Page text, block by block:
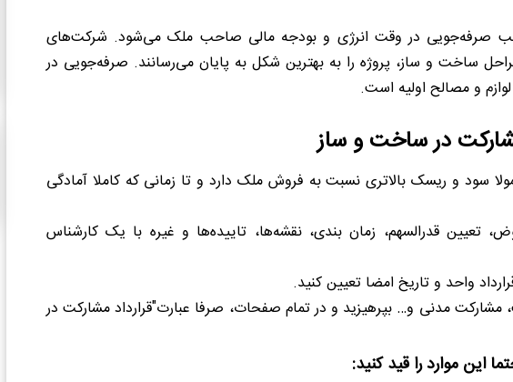
صرفه‌جویی در وقت انرژی و بودجه مالی صاحب ملک می‌شود. شرکت‌های
ساخت و ساز، پروژه را به بهترین شکل به پایان می‌رسانند. صرفه‌جویی در
و مصالح اولیه است.
در ساخت و ساز
سود و ریسک بالاتری نسبت به فروش ملک دارد و تا زمانی که کاملا آمادگی
قدرالسهم، زمان بندی، نقشه‌ها، تاییده‌ها و غیره با یک کارشناس
واحد و تاریخ امضا تعیین کنید.
مشارکت مدنی و… بپرهیزید و در تمام صفحات، صرفا عبارت"قرارداد مشارکت در
این موارد را قید کنید: